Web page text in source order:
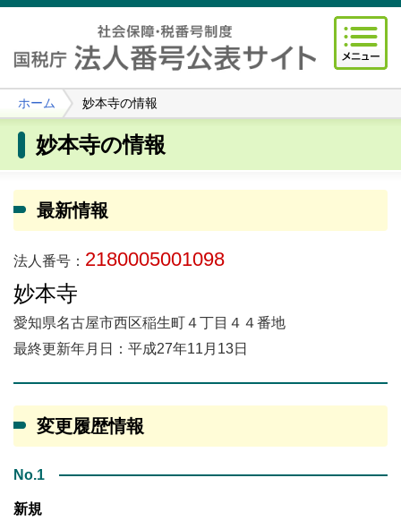
ホーム 妙本寺の情報
妙本寺の情報
最新情報
法人番号： 2180005001098
妙本寺
愛知県名古屋市西区稲生町４丁目４４番地
最終更新年月日：平成27年11月13日
変更履歴情報
No.1
新規